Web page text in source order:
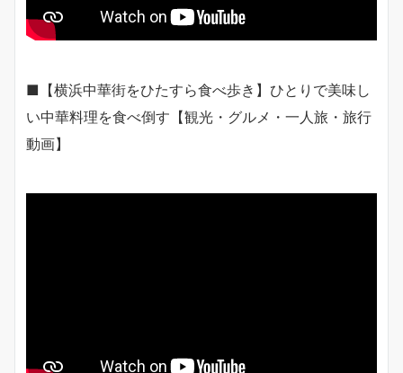
■【横浜中華街をひたすら食べ歩き】ひとりで美味し
い中華料理を食べ倒す【観光・グルメ・一人旅・旅行
動画】